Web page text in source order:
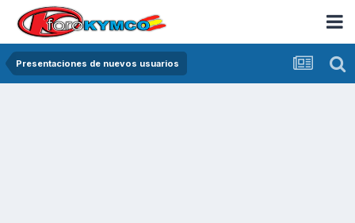
Presentaciones de nuevos usuarios